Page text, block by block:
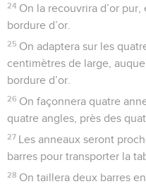
24 On la recouvrira d’or
bordure d’or.
25 On adaptera sur les
centimètres de large,
bordure d’or.
26 On façonnera quatre
quatre angles, près des
27 Les anneaux seront
barres pour transporter la
28 On taillera deux barres